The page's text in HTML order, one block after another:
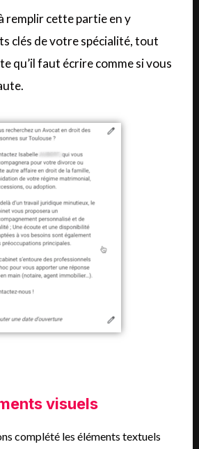
remplir cette partie en y
clés de votre spécialité, tout
qu’il faut écrire comme si vous
visuels
complété les éléments textuels